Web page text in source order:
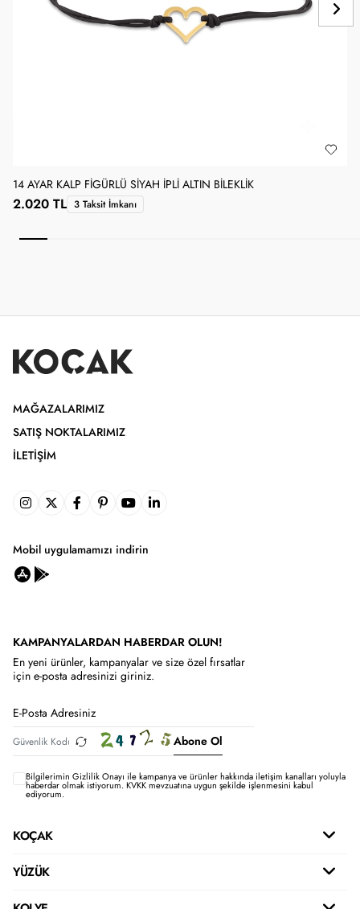
14 AYAR KALP FIGÜRLÜ SIYAH İPLI ALTIN BILEKLIK
2.020 TL 3 Taksit İmkanı
MAĞAZALARIMIZ
SATIŞ NOKTALARIMIZ
İLETIŞIM
Mobil uygulamamızı indirin
KAMPANYALARDAN HABERDAR OLUN!
En yeni ürünler, kampanyalar ve size özel fırsatlar
için e-posta adresinizi giriniz.
Abone Ol
Bilgilerimin Gizlilik Onayı ile kampanya ve ürünler hakkında iletişim kanalları yoluyla
haberdar olmak istiyorum.KVKK mevzuatına uygun şekilde işlenmesini kabul
ediyorum.
KOÇAK
YÜZÜK